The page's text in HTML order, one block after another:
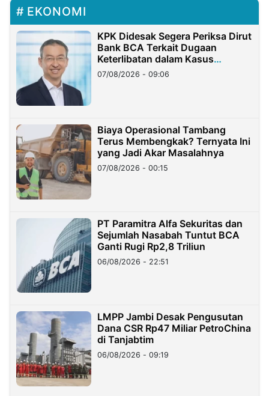
EKONOMI
KPK Didesak Segera Periksa Dirut
Bank BCA Terkait Dugaan
Keterlibatan dalam Kasus
Hilangnya Dana Nasabah Rp2,58
Miliar
07/08/2026 - 09:06
Biaya Operasional Tambang
Terus Membengkak? Ternyata Ini
yang Jadi Akar Masalahnya
07/08/2026 - 00:15
PT Paramitra Alfa Sekuritas dan
Sejumlah Nasabah Tuntut BCA
Ganti Rugi Rp2,8 Triliun
06/08/2026 - 22:51
LMPP Jambi Desak Pengusutan
Dana CSR Rp47 Miliar PetroChina
di Tanjabtim
06/08/2026 - 09:19